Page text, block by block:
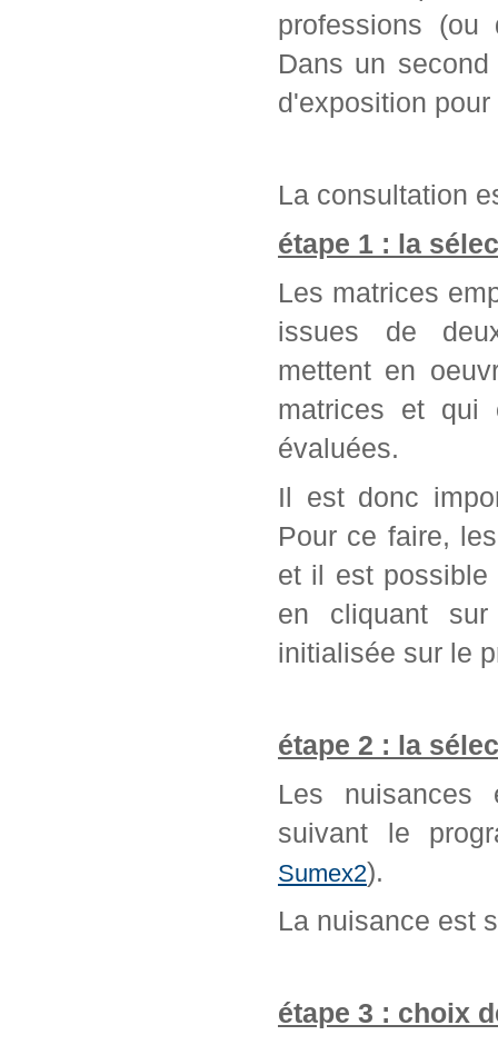
professions (ou
Dans un
d'exposition
La consultation
étape 1 : la
Les matrices
issues de
mettent en
matrices et qui
évaluées.
Il est donc
Pour ce faire,
et il est possible
en cliquant
initialisée sur le
étape 2 : la
Les nuisances
suivant le
Sumex2).
La nuisance est
étape 3 : choix